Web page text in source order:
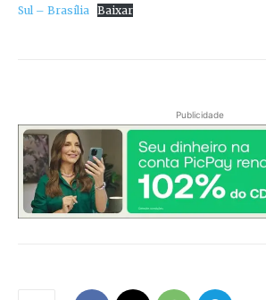
Sul – Brasília
Baixar
Publicidade